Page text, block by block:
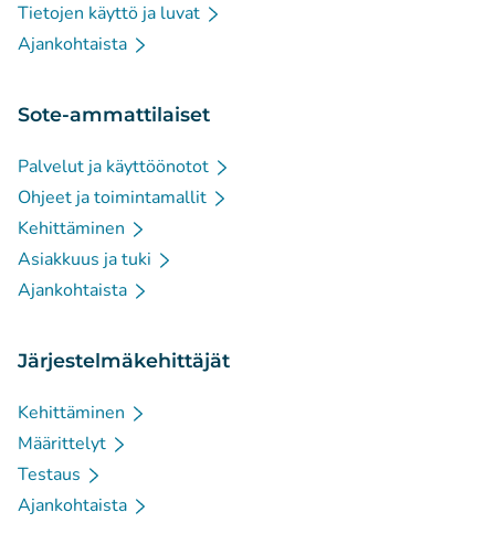
Tietojen käyttö ja luvat
Ajankohtaista
Sote-ammattilaiset
Palvelut ja käyttöönotot
Ohjeet ja toimintamallit
Kehittäminen
Asiakkuus ja tuki
Ajankohtaista
Järjestelmäkehittäjät
Kehittäminen
Määrittelyt
Testaus
Ajankohtaista